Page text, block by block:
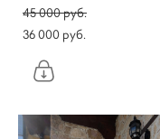
45 000 pуб.
36 000 pуб.